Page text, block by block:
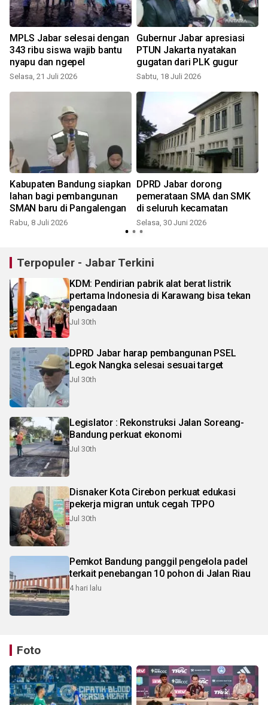
MPLS Jabar selesai dengan
343 ribu siswa wajib bantu
nyapu dan ngepel
Selasa, 21 Juli 2026
Gubernur Jabar apresiasi
PTUN Jakarta nyatakan
gugatan dari PLK gugur
Sabtu, 18 Juli 2026
Kabupaten Bandung siapkan
lahan bagi pembangunan
SMAN baru di Pangalengan
Rabu, 8 Juli 2026
DPRD Jabar dorong
pemerataan SMA dan SMK
di seluruh kecamatan
Selasa, 30 Juni 2026
Terpopuler - Jabar Terkini
KDM: Pendirian pabrik alat berat listrik
pertama Indonesia di Karawang bisa tekan
pengadaan
Jul 30th
DPRD Jabar harap pembangunan PSEL
Legok Nangka selesai sesuai target
Jul 30th
Legislator : Rekonstruksi Jalan Soreang-
Bandung perkuat ekonomi
Jul 30th
Disnaker Kota Cirebon perkuat edukasi
pekerja migran untuk cegah TPPO
Jul 30th
Pemkot Bandung panggil pengelola padel
terkait penebangan 10 pohon di Jalan Riau
4 hari lalu
Foto